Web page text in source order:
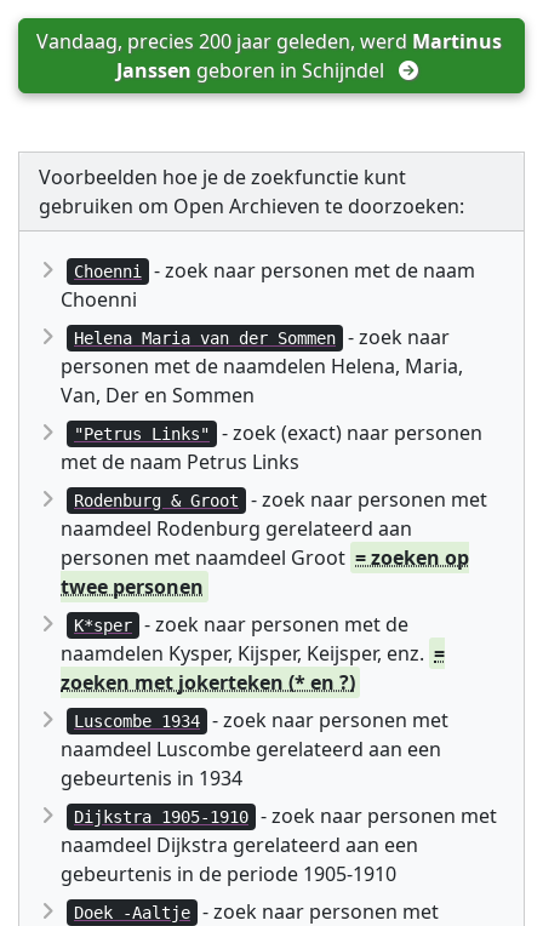
Vandaag, precies 200 jaar geleden, werd Martinus
Janssen geboren in Schijndel
Voorbeelden hoe je de zoekfunctie kunt
gebruiken om Open Archieven te doorzoeken:
Choenni
- zoek naar personen met de naam
Choenni
Helena Maria van der Sommen
- zoek naar
personen met de naamdelen Helena, Maria,
Van, Der en Sommen
"Petrus Links"
- zoek (exact) naar personen
met de naam Petrus Links
Rodenburg & Groot
- zoek naar personen met
naamdeel Rodenburg gerelateerd aan
personen met naamdeel Groot = zoeken op
twee personen
K*sper
- zoek naar personen met de
naamdelen Kysper, Kijsper, Keijsper, enz. =
zoeken met jokerteken (* en ?)
Luscombe 1934
- zoek naar personen met
naamdeel Luscombe gerelateerd aan een
gebeurtenis in 1934
Dijkstra 1905-1910
- zoek naar personen met
naamdeel Dijkstra gerelateerd aan een
gebeurtenis in de periode 1905-1910
Doek -Aaltje
- zoek naar personen met